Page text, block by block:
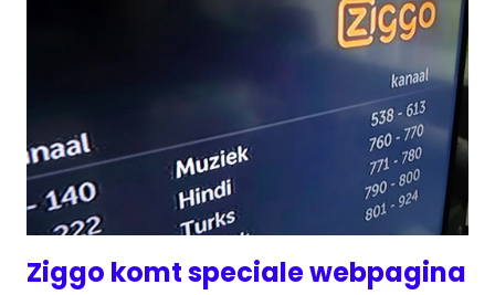
Ziggo komt speciale webpagina